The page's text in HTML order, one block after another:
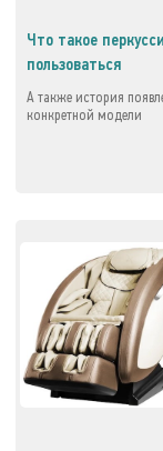
Что такое
пользоваться
А также история
конкретной модели